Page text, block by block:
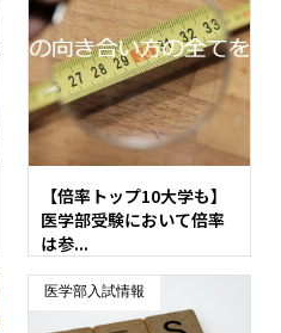
【倍率トップ10大学も】
医学部受験において倍率
は参...
医学部入試情報